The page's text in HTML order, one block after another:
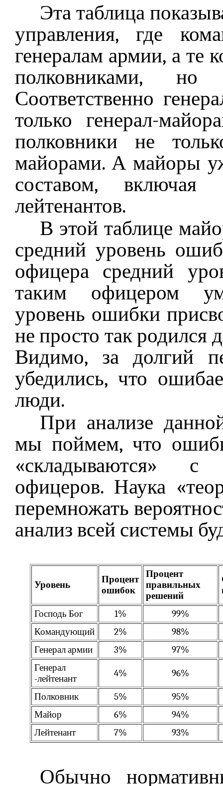
Эта таблица
управления, где
генералам армии, а те
полковниками, но
Соответственно
только генерал-
полковники не
майорами. А майоры
составом,
лейтенантов.
В этой таблице
средний уровень
офицера средний
таким офицером
уровень ошибки
не просто так родился
Видимо, за долгий
убедились, что
люди.
При анализе
мы поймем, что
«складываются»
офицеров. Наука
перемножать
анализ всей системы
Уровень
Процент
ошибок
Процент
правильных
решений
Господь Бог 1%
99%
Командующий
2%
98%
Генерал армии
3%
97%
Генерал
-лейтенант
4% 96%
Полковник 5%
95%
Майор
6%
94%
Лейтенант
7% 93%
Обычно